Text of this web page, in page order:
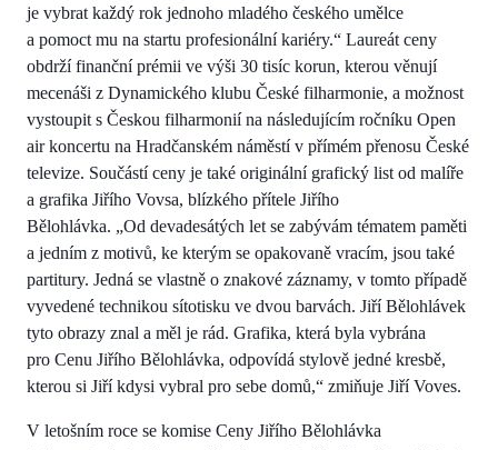
je vybrat každý rok jednoho mladého českého umělce
a pomoct mu na startu profesionální kariéry.“ Laureát ceny
obdrží finanční prémii ve výši 30 tisíc korun, kterou věnují
mecenáši z Dynamického klubu České filharmonie, a možnost
vystoupit s Českou filharmonií na následujícím ročníku Open
air koncertu na Hradčanském náměstí v přímém přenosu České
televize. Součástí ceny je také originální grafický list od malíře
a grafika Jiřího Vovsa, blízkého přítele Jiřího
Bělohlávka. „Od devadesátých let se zabývám tématem paměti
a jedním z motivů, ke kterým se opakovaně vracím, jsou také
partitury. Jedná se vlastně o znakové záznamy, v tomto případě
vyvedené technikou sítotisku ve dvou barvách. Jiří Bělohlávek
tyto obrazy znal a měl je rád. Grafika, která byla vybrána
pro Cenu Jiřího Bělohlávka, odpovídá stylově jedné kresbě,
kterou si Jiří kdysi vybral pro sebe domů,“ zmiňuje Jiří Voves.
V letošním roce se komise Ceny Jiřího Bělohlávka